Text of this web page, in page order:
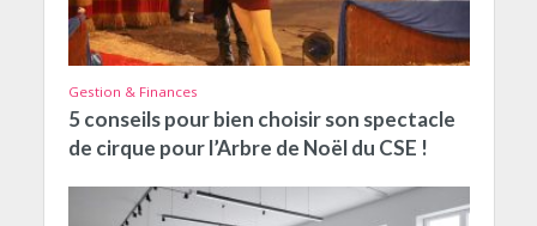
Gestion & Finances
5 conseils pour bien choisir son spectacle
de cirque pour l’Arbre de Noël du CSE !